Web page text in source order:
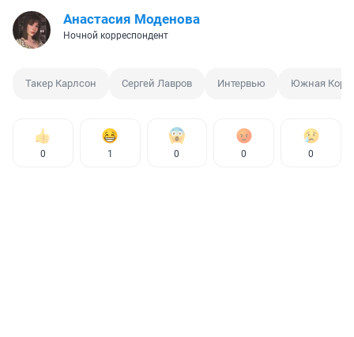
Анастасия Моденова
Ночной корреспондент
Такер Карлсон Сергей Лавров Интервью Южная
0 1 0 0 0